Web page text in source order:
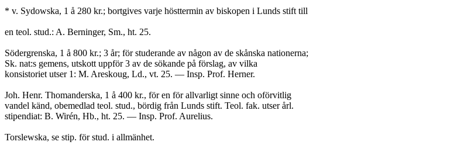
* v. Sydowska, 1 å 280 kr.; bortgives varje hösttermin av biskopen i Lunds stift till
en teol. stud.: A. Berninger, Sm., ht. 25.
Södergrenska, 1 å 800 kr.; 3 år; för studerande av någon av de skånska nationerna;
Sk. nat:s gemens, utskott uppför 3 av de sökande på förslag, av vilka
konsistoriet utser 1: M. Areskoug, Ld., vt. 25. — Insp. Prof. Herner.
Joh. Henr. Thomanderska, 1 å 400 kr., för en för allvarligt sinne och oförvitlig
vandel känd, obemedlad teol. stud., bördig från Lunds stift. Teol. fak. utser årl.
stipendiat: B. Wirén, Hb., ht. 25. — Insp. Prof. Aurelius.
Torslewska, se stip. för stud. i allmänhet.